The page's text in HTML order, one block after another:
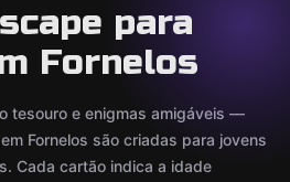
para
Fornelos
tesouro e enigmas amigáveis —
Fornelos são criadas para jovens
Cada cartão indica a idade